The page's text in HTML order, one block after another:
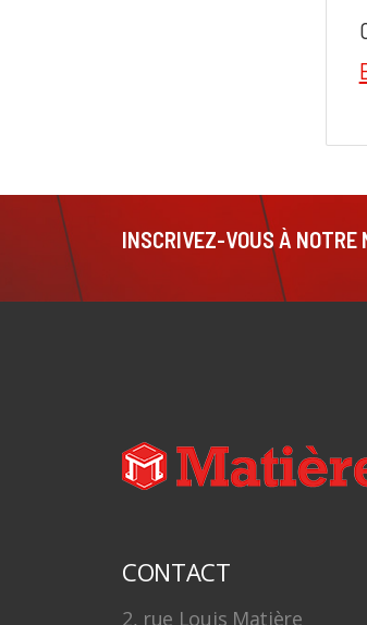
INSCRIVEZ-VOUS À NOTRE
CONTACT
2, rue Louis Matière